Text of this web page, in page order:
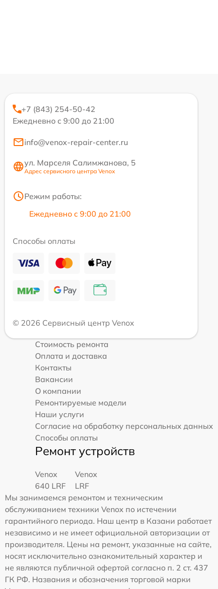
+7 (843) 254-50-42
Ежедневно с 9:00 до 21:00
info@venox-repair-center.ru
ул. Марселя Салимжанова, 5
Адрес сервисного центра Venox
Режим работы:
Ежедневно с 9:00 до 21:00
Способы оплаты
© 2026 Сервисный центр Venox
Стоимость ремонта
Оплата и доставка
Контакты
Вакансии
О компании
Ремонтируемые модели
Наши услуги
Согласие на обработку персональных данных
Способы оплаты
Ремонт устройств
Venox
640 LRF
Venox
LRF
Мы занимаемся ремонтом и техническим
обслуживанием техники Venox по истечении
гарантийного периода. Наш центр в Казани работает
независимо и не имеет официальной авторизации от
производителя. Цены на ремонт, указанные на сайте,
носят исключительно ознакомительный характер и
не являются публичной офертой согласно п. 2 ст. 437
ГК РФ. Названия и обозначения торговой марки